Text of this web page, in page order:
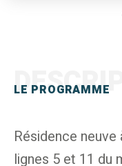
LE PROGRAMME
Résidence
lignes 5 et 11 du